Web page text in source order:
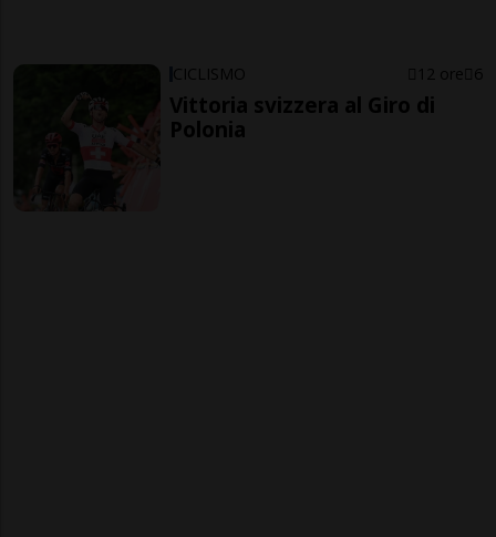
CICLISMO 12 ore 6
Vittoria svizzera al Giro di
Polonia